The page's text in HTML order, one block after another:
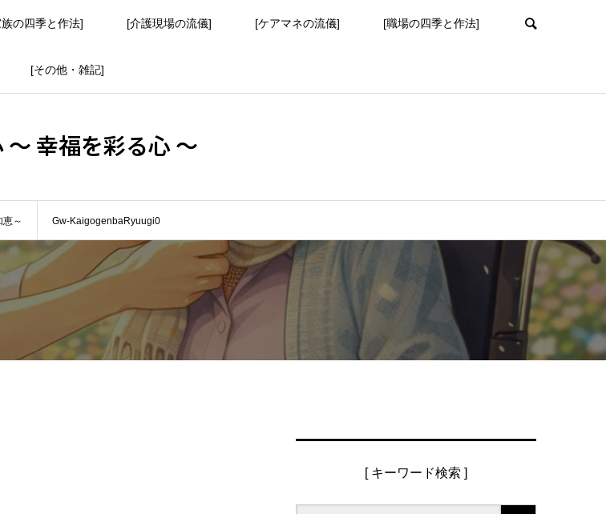
の四季と作法] [介護現場の流儀] [ケアマネの流儀] [職場の四季と作法]
[その他・雑記]
～ 幸福を彩る心 ～
～ Gw-KaigogenbaRyuugi0
[ キーワード検索 ]